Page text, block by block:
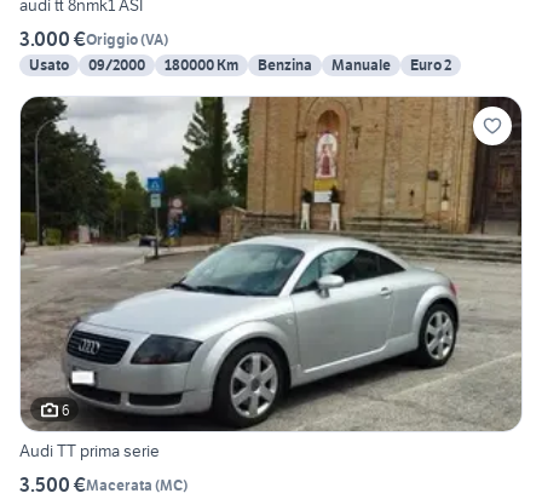
audi tt 8nmk1 ASI
3.000 €Origgio(VA)
Usato
09/2000 180000 Km Benzina Manuale Euro 2
6
Audi TT prima serie
3.500 €Macerata (MC)